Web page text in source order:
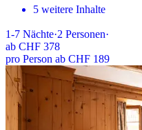
5 weitere Inhalte
1-7 Nächte·2 Personen·
ab CHF 378
pro Person ab CHF 189